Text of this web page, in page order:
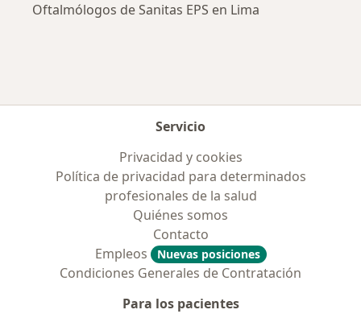
Oftalmólogos de Sanitas EPS en Lima
Servicio
Privacidad y cookies
Política de privacidad para determinados
profesionales de la salud
Quiénes somos
Contacto
Empleos
Nuevas posiciones
Condiciones Generales de Contratación
Para los pacientes